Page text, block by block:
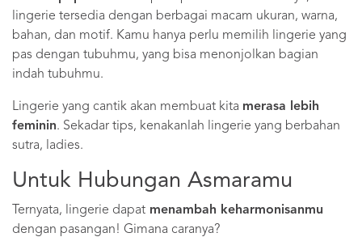
lingerie tersedia dengan berbagai macam ukuran, warna,
bahan, dan motif. Kamu hanya perlu memilih lingerie yang
pas dengan tubuhmu, yang bisa menonjolkan bagian
indah tubuhmu.
Lingerie yang cantik akan membuat kita merasa lebih
feminin. Sekadar tips, kenakanlah lingerie yang berbahan
sutra, ladies.
Untuk Hubungan Asmaramu
Ternyata, lingerie dapat menambah keharmonisanmu
dengan pasangan! Gimana caranya?